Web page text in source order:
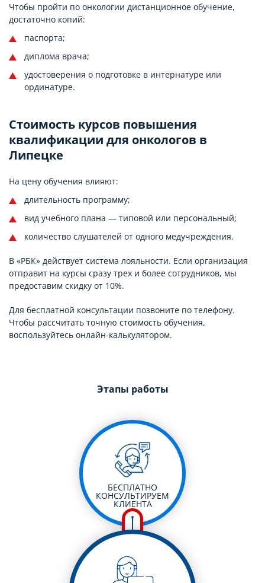
Чтобы пройти по онкологии дистанционное обучение,
достаточно копий:
паспорта;
диплома врача;
удостоверения о подготовке в интернатуре или
ординатуре.
Стоимость курсов повышения
квалификации для онкологов в
Липецке
На цену обучения влияют:
длительность программу;
вид учебного плана — типовой или персональный;
количество слушателей от одного медучреждения.
В «РБК» действует система лояльности. Если организация
отправит на курсы сразу трех и более сотрудников, мы
предоставим скидку от 10%.
Для бесплатной консультации позвоните по телефону.
Чтобы рассчитать точную стоимость обучения,
воспользуйтесь онлайн-калькулятором.
Этапы работы
БЕСПЛАТНО
КОНСУЛЬТИРУЕМ
КЛИЕНТА